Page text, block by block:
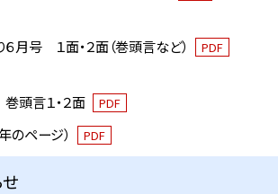
月号 １面・２面（巻頭言など）
PDF
頭言１・２面
PDF
のページ） PDF